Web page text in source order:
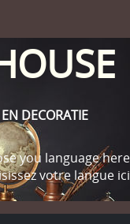
DECORATIE
you language here
votre langue ici